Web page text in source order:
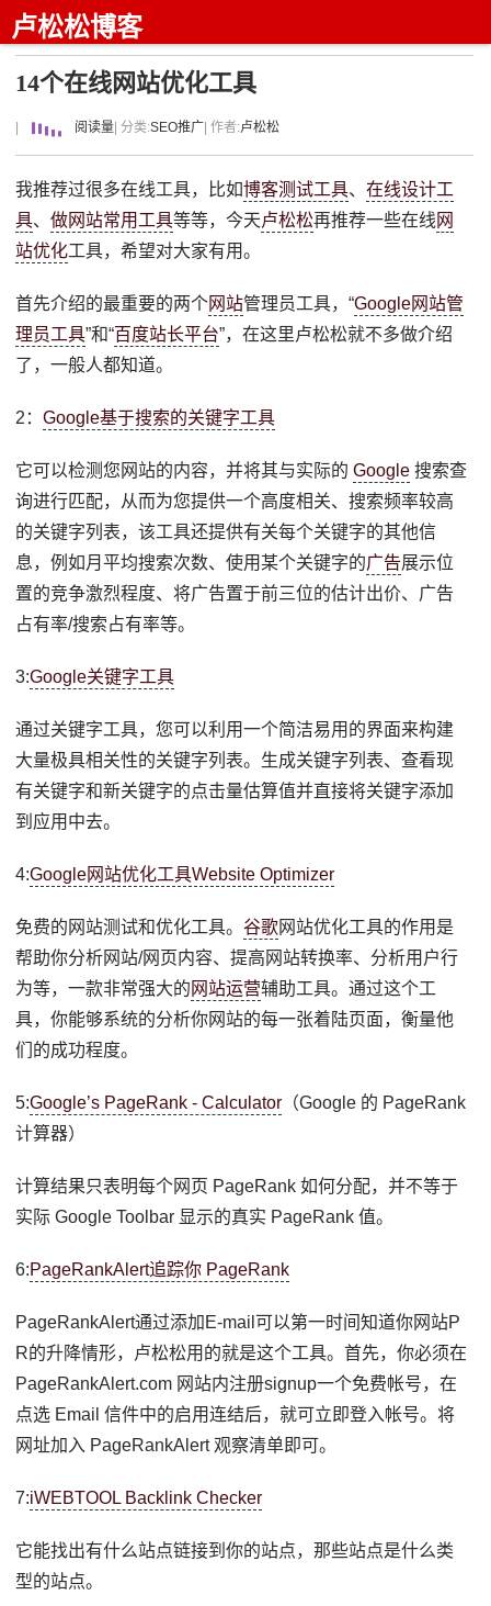
卢松松博客
14个在线网站优化工具
阅读量 | 分类:SEO推广 | 作者:卢松松
我推荐过很多在线工具，比如博客测试工具、在线设计工
具、做网站常用工具等等，今天卢松松再推荐一些在线 网
站优化工具，希望对大家有用。
首先介绍的最重要的两个网站管理员工具，“Google网站管
理员工具”和“百度站长平台”，在这里卢松松就不多做介绍
了，一般人都知道。
2：Google基于搜索的关键字工具
它可以检测您网站的内容，并将其与实际的Google 搜索查
询进行匹配，从而为您提供一个高度相关、搜索频率较高
的关键字列表，该工具还提供有关每个关键字的其他信
息，例如月平均搜索次数、使用某个关键字的广告展示位
置的竞争激烈程度、将广告置于前三位的估计出价、广告
占有率/搜索占有率等。
3:Google关键字工具
通过关键字工具，您可以利用一个简洁易用的界面来构建
大量极具相关性的关键字列表。生成关键字列表、查看现
有关键字和新关键字的点击量估算值并直接将关键字添加
到应用中去。
4:Google网站优化工具Website Optimizer
免费的网站测试和优化工具。谷歌网站优化工具的作用是
帮助你分析网站/网页内容、提高网站转换率、分析用户行
为等，一款非常强大的 网站运营辅助工具。通过这个工
具，你能够系统的分析你网站的每一张着陆页面，衡量他
们的成功程度。
5:Google’s PageRank - Calculator （Google 的 PageRank
计算器）
计算结果只表明每个网页 PageRank 如何分配，并不等于
实际 Google Toolbar 显示的真实 PageRank 值。
6:PageRankAlert追踪你 PageRank
PageRankAlert通过添加E-mail可以第一时间知道你网站P
R的升降情形，卢松松用的就是这个工具。首先，你必须在
PageRankAlert.com 网站内注册signup一个免费帐号，在
点选 Email 信件中的启用连结后，就可立即登入帐号。将
网址加入 PageRankAlert 观察清单即可。
7:iWEBTOOL Backlink Checker
它能找出有什么站点链接到你的站点，那些站点是什么类
型的站点。